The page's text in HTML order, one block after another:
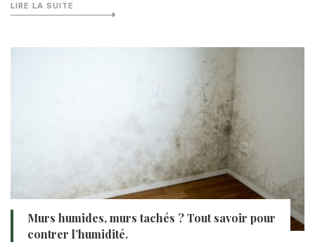
LIRE LA SUITE
Murs humides, murs tachés ? Tout savoir pour
contrer l’humidité.